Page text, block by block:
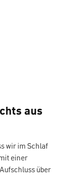
aus
wir im Schlaf
einer
über